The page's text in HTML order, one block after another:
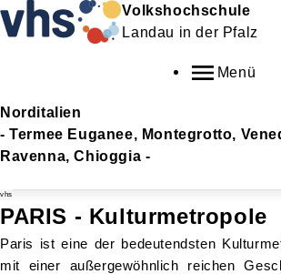
Volkshochschule
Landau in der Pfalz
Menü
Norditalien
- Termee Euganee, Montegrotto,
Ravenna, Chioggia -
vhs
PARIS - Kulturmetropole
Paris ist eine der bedeutendsten
mit einer außergewöhnlich reichen